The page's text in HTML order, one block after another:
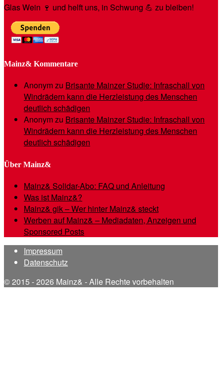
Glas Wein 🍷 und helft uns, in Schwung 💪 zu bleiben!
Mainz& Kommentare
Anonymzu Brisante Mainzer Studie: Infraschall von
Windrädern kann die Herzleistung des Menschen
deutlich schädigen
Anonymzu Brisante Mainzer Studie: Infraschall von
Windrädern kann die Herzleistung des Menschen
deutlich schädigen
Über Mainz&
Mainz& Solidar-Abo: FAQ und Anleitung
Was ist Mainz&?
Mainz& gik – Wer hinter Mainz& steckt
Werben auf Mainz& – Mediadaten, Anzeigen und
Sponsored Posts
Impressum
Datenschutz
© 2015 - 2026 Mainz& - Alle Rechte vorbehalten